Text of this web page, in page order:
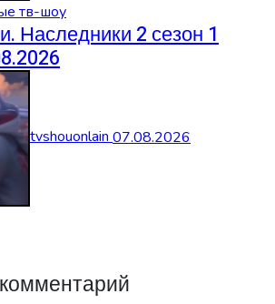
тв-шоу
Наследники 2 сезон 1
tvshouonlain07.08.2026